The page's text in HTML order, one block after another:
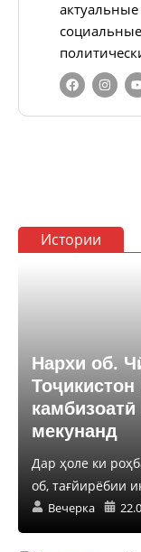
Истории
Нархи об.
мекунанд
Дар ҳоле ки
об, тағйирёбии
Вечерка